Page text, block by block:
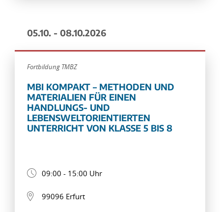
05.10. - 08.10.2026
Fortbildung TMBZ
MBI KOMPAKT – METHODEN UND
MATERIALIEN FÜR EINEN
HANDLUNGS- UND
LEBENSWELTORIENTIERTEN
UNTERRICHT VON KLASSE 5 BIS 8
09:00 - 15:00 Uhr
99096 Erfurt